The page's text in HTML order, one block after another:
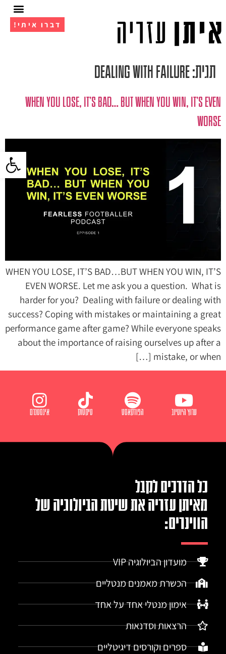
פתח
דברו איתי!
תגית:Dealing with failure
WHEN YOU LOSE, IT'S BAD… BUT WHEN YOU WIN, IT'S EVEN
WORSE
WHEN YOU LOSE, IT’S BAD…BUT WHEN YOU WIN, IT’S
EVEN WORSE. Let me ask you a question. What is
harder for you? Dealing with failure or dealing with
success? Coping with mistakes or maintaining a great
performance game after game? While everyone speaks
about the importance of raising ourselves up after a
mistake, or when […]
ערוץ היוטיוב הפודקאסט טיקטוק אינסטגרם
כל הדרכים לקבל
מאיתן עזריה את שיטת הביולוגיה של
הווינרים:
מועדון הביולוגיה VIP
הכשרת מאמנים מנטליים
אימון מנטלי אחד על אחד
הרצאות וסדנאות
ספרים וקורסים דיגיטליים